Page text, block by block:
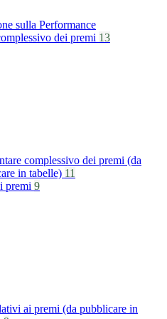
sulla Performance
dei premi 13
complessivo dei premi (da
in tabelle) 11
premi 9
ai premi (da pubblicare in